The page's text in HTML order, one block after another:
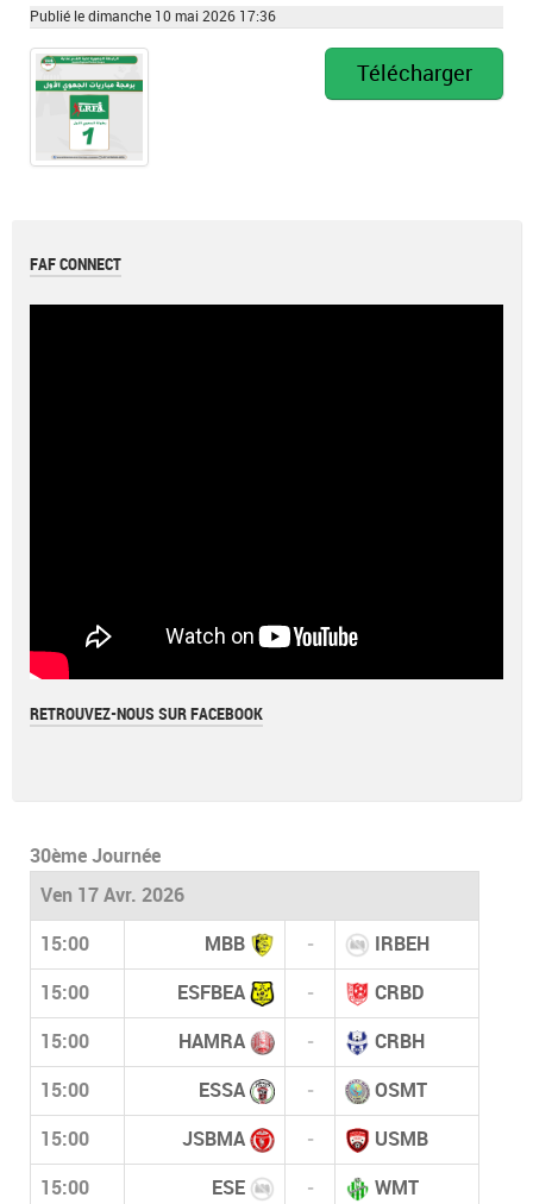
Publié le dimanche 10 mai 2026 17:36
Télécharger
FAF CONNECT
RETROUVEZ-NOUS SUR FACEBOOK
30ème Journée
Ven 17 Avr. 2026
15:00 MBB - IRBEH
15:00 ESFBEA - CRBD
15:00 HAMRA - CRBH
15:00 ESSA - OSMT
15:00 JSBMA - USMB
15:00 ESE - WMT